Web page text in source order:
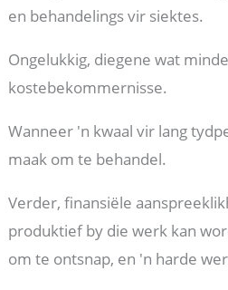
en behandelings vir siektes.
Ongelukkig, diegene wat
kostebekommernisse.
Wanneer 'n kwaal vir lang
maak om te behandel.
Verder, finansiële
produktief by die werk kan
om te ontsnap, en 'n harde